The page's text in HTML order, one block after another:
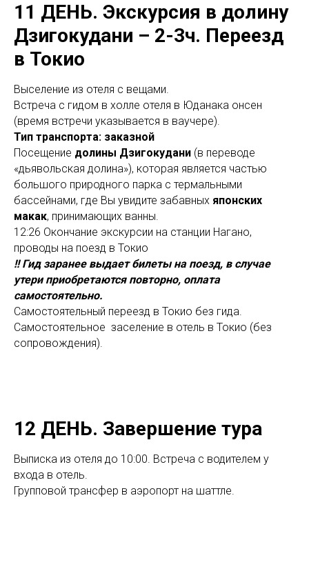
11 ДЕНЬ. Экскурсия в долину
Дзигокудани – 2-3ч. Переезд
в Токио
Выселение из отеля с вещами.
Встреча с гидом в холле отеля в Юданака онсен
(время встречи указывается в ваучере).
Тип транспорта: заказной
Посещение долины Дзигокудани (в переводе
«дьявольская долина»), которая является частью
большого природного парка с термальными
бассейнами, где Вы увидите забавных японских
макак, принимающих ванны.
12:26 Окончание экскурсии на станции Нагано,
проводы на поезд в Токио
!! Гид заранее выдает билеты на поезд, в случае
утери приобретаются повторно, оплата
самостоятельно.
Самостоятельный переезд в Токио без гида.
Самостоятельное заселение в отель в Токио (без
сопровождения).
12 ДЕНЬ. Завершение тура
Выписка из отеля до 10:00. Встреча с водителем у
входа в отель.
Групповой трансфер в аэропорт на шаттле.